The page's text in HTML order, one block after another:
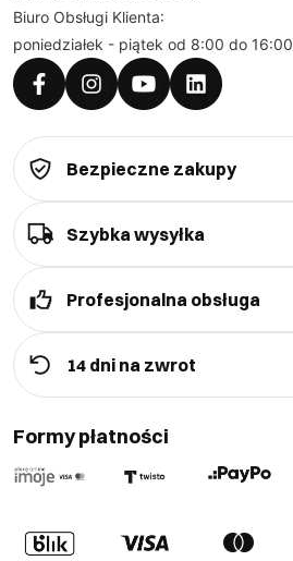
Biuro Obsługi Klienta:
poniedziałek - piątek od 8:00 do 16:00
Bezpieczne zakupy
Szybka wysyłka
Profesjonalna obsługa
14 dni na zwrot
Formy płatności